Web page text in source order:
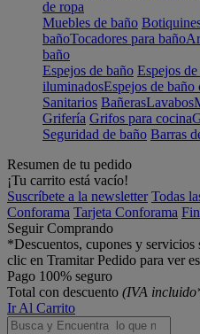
de ropa
Muebles de baño
bañoTocadores para baño
baño
Espejos de baño Espejos
iluminadosEspejos de baño
Sanitarios BañerasLavabos
Grifería Grifos para cocina
Seguridad de baño Barras
Resumen de tu pedido
¡Tu carrito está vacío!
Suscríbete a la newsletter Todas
Conforama Tarjeta Conforama
Seguir Comprando
*Descuentos, cupones y
clic en Tramitar Pedido para ver
Pago 100% seguro
Total con descuento (IVA
Ir Al Carrito